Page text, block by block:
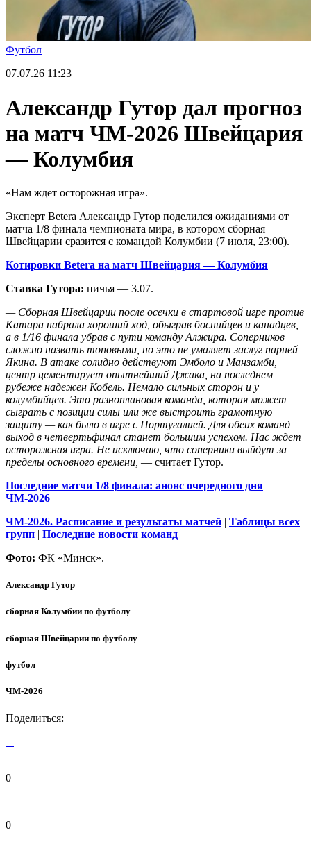
Футбол
07.07.26 11:23
Александр Гутор дал прогноз
на матч ЧМ-2026 Швейцария
— Колумбия
«Нам ждет осторожная игра».
Эксперт Betera Александр Гутор поделился ожиданиями от
матча 1/8 финала чемпионата мира, в котором сборная
Швейцарии сразится с командой Колумбии (7 июля, 23:00).
Котировки Betera на матч Швейцария — Колумбия
Ставка Гутора: ничья — 3.07.
— Сборная Швейцарии после осечки в стартовой игре против
Катара набрала хороший ход, обыграв боснийцев и канадцев,
а в 1/16 финала убрав с пути команду Алжира. Соперников
сложно назвать топовыми, но это не умаляет заслуг парней
Якина. В атаке солидно действуют Эмболо и Манзамби,
центр цементирует опытнейший Джака, на последнем
рубеже надежен Кобель. Немало сильных сторон и у
колумбийцев. Это разноплановая команда, которая может
сыграть с позиции силы или же выстроить грамотную
защиту — как было в игре с Португалией. Для обеих команд
выход в четвертьфинал станет большим успехом. Нас ждет
осторожная игра. Не исключаю, что соперники выйдут за
пределы основного времени, — считает Гутор.
Последние матчи 1/8 финала: анонс очередного дня
ЧМ-2026
ЧМ-2026. Расписание и результаты матчей | Таблицы всех
групп | Последние новости команд
Фото: ФК «Минск».
Александр Гутор
сборная Колумбии по футболу
сборная Швейцарии по футболу
футбол
ЧМ-2026
Поделиться:
0
0